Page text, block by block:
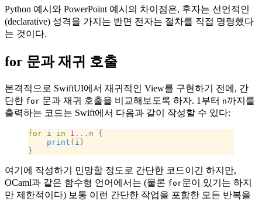
Python 예시와 PowerPoint 예시의 차이점은, 후자는 선언적인
(declarative) 성격을 가지는 반면 전자는 절차를 직접 명령했다
는 것이다.
for 문과 재귀 호출
본격적으로 SwiftUI에서 재귀적인 View를 구현하기 전에, 간
단한 for 문과 재귀 호출을 비교해보도록 하자. 1부터 n까지를
출력하는 코드는 Swift에서 다음과 같이 작성할 수 있다:
for i in 1 ... n {
    print
(i)
}
여기에 작성하기 민망할 정도로 간단한 코드이긴 하지만,
OCaml과 같은 함수형 언어에서는 (물론 for문이 있기는 하지
만 제한적이다) 보통 이런 간단한 작업을 포함한 모든 반복을